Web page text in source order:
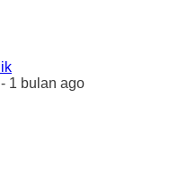
- 1 bulan ago